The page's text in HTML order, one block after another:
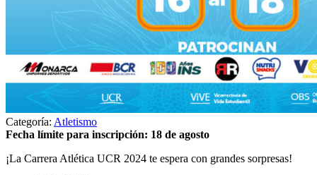
Categoría: Atletismo
Fecha límite para inscripción: 18 de agosto
¡La Carrera Atlética UCR 2024 te espera con grandes sorpresas!